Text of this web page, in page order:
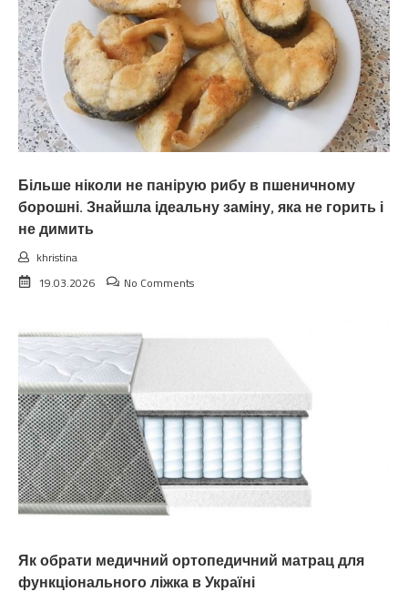
Більше ніколи не панірую рибу в пшеничному
борошні. Знайшла ідеальну заміну, яка не горить і
не димить
khristina
19.03.2026
No Comments
Як обрати медичний ортопедичний матрац для
функціонального ліжка в Україні